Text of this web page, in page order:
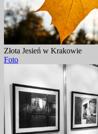
Złota Jesień w Krakowie
Foto